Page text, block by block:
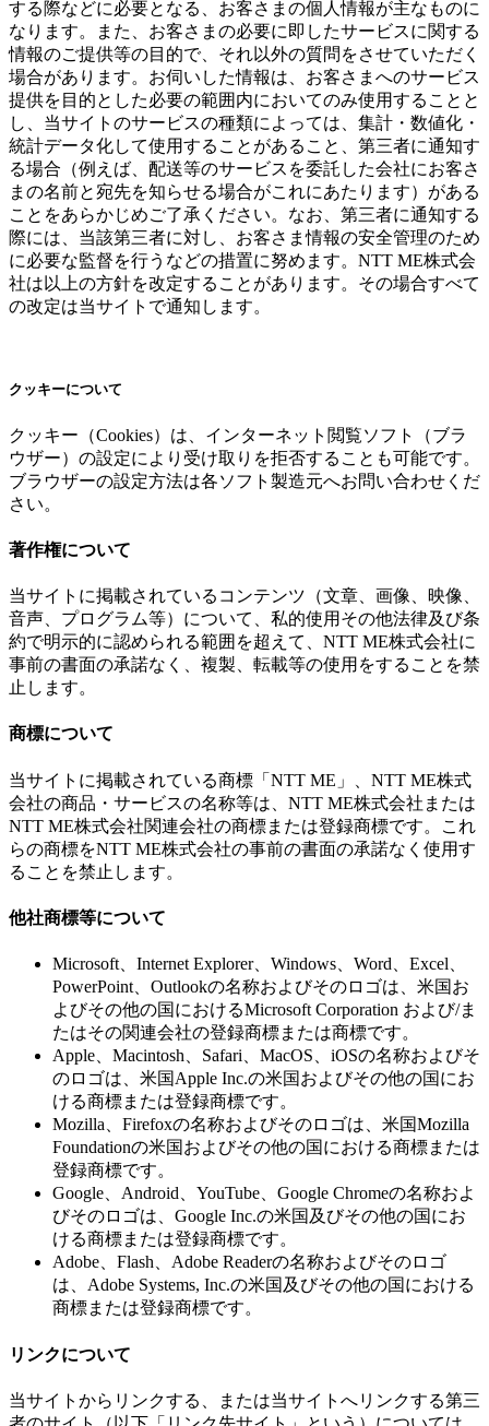
する際などに必要となる、お客さまの個人情報が主なものに
なります。また、お客さまの必要に即したサービスに関する
情報のご提供等の目的で、それ以外の質問をさせていただく
場合があります。お伺いした情報は、お客さまへのサービス
提供を目的とした必要の範囲内においてのみ使用することと
し、当サイトのサービスの種類によっては、集計・数値化・
統計データ化して使用することがあること、第三者に通知す
る場合（例えば、配送等のサービスを委託した会社にお客さ
まの名前と宛先を知らせる場合がこれにあたります）がある
ことをあらかじめご了承ください。なお、第三者に通知する
際には、当該第三者に対し、お客さま情報の安全管理のため
に必要な監督を行うなどの措置に努めます。NTT ME株式会
社は以上の方針を改定することがあります。その場合すべて
の改定は当サイトで通知します。
クッキーについて
クッキー（Cookies）は、インターネット閲覧ソフト（ブラ
ウザー）の設定により受け取りを拒否することも可能です。
ブラウザーの設定方法は各ソフト製造元へお問い合わせくだ
さい。
著作権について
当サイトに掲載されているコンテンツ（文章、画像、映像、
音声、プログラム等）について、私的使用その他法律及び条
約で明示的に認められる範囲を超えて、NTT ME株式会社に
事前の書面の承諾なく、複製、転載等の使用をすることを禁
止します。
商標について
当サイトに掲載されている商標「NTT ME」、NTT ME株式
会社の商品・サービスの名称等は、NTT ME株式会社または
NTT ME株式会社関連会社の商標または登録商標です。これ
らの商標をNTT ME株式会社の事前の書面の承諾なく使用す
ることを禁止します。
他社商標等について
Microsoft、Internet Explorer、Windows、Word、Excel、
PowerPoint、Outlookの名称およびそのロゴは、米国お
よびその他の国におけるMicrosoft Corporation および/ま
たはその関連会社の登録商標または商標です。
Apple、Macintosh、Safari、MacOS、iOSの名称およびそ
のロゴは、米国Apple Inc.の米国およびその他の国にお
ける商標または登録商標です。
Mozilla、Firefoxの名称およびそのロゴは、米国Mozilla
Foundationの米国およびその他の国における商標または
登録商標です。
Google、Android、YouTube、Google Chromeの名称およ
びそのロゴは、Google Inc.の米国及びその他の国にお
ける商標または登録商標です。
Adobe、Flash、Adobe Readerの名称およびそのロゴ
は、Adobe Systems, Inc.の米国及びその他の国における
商標または登録商標です。
リンクについて
当サイトからリンクする、または当サイトへリンクする第三